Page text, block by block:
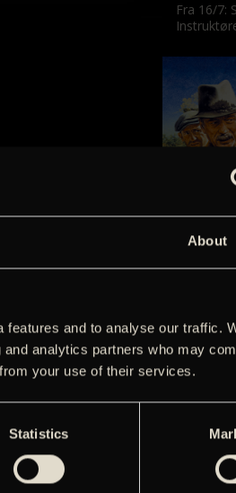
About
and to analyse our traffic.
analytics partners who may
your use of their services.
Statistics
Fra 16/7:
‘Kilden i
De
er tilbage
Films